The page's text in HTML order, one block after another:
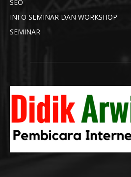
SEO
INFO SEMINAR DAN WORKSHOP
SEMINAR